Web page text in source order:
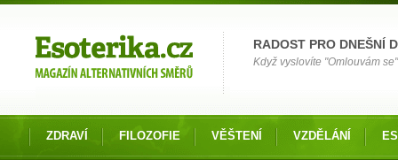
RADOST PRO DNEŠNÍ
Když vyslovíte "Omlouvám
ZDRAVÍ FILOZOFIE VĚŠTENÍ VZDĚLÁNÍ